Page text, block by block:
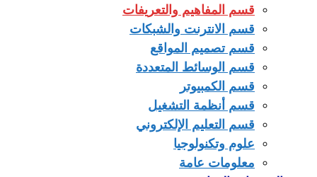
قسم المفاهيم والتعريفات
قسم الانترنت والشبكات
قسم تصميم المواقع
قسم الوسائط المتعددة
قسم الكمبيوتر
قسم أنظمة التشغيل
قسم التعليم الإلكتروني
علوم وتكنولوجيا
معلومات عامة